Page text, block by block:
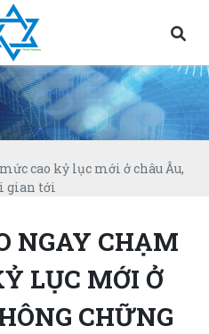
cao kỷ lục mới ở châu Âu,
gian tới
NGAY CHẠM
LỤC MỚI Ở
CHỮNG